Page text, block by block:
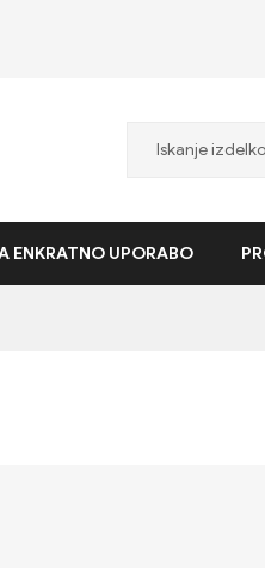
ENKRATNO UPORABO